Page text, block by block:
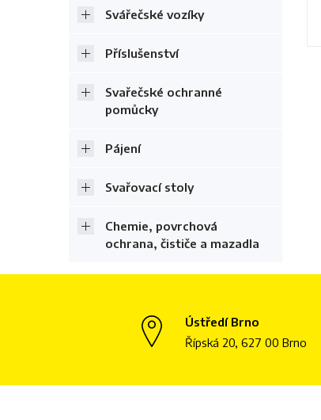
Svářečské vozíky
Příslušenství
Svařečské ochranné
pomůcky
Pájení
Svařovací stoly
Chemie, povrchová
ochrana, čističe a mazadla
Ústředí Brno
Řípská 20, 627 00 Brno